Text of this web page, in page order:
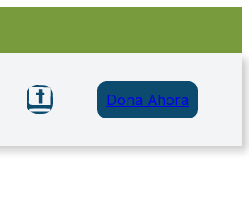
Dona Ahora